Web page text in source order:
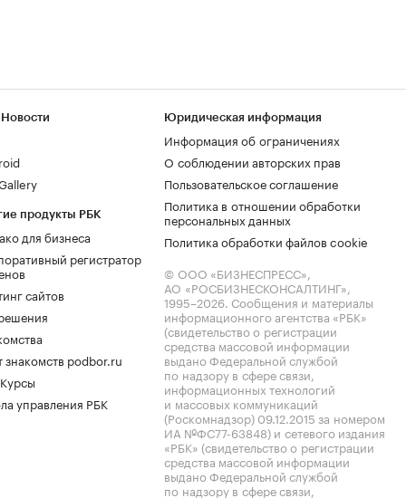
продукты РБК
для бизнеса
регистратор
сайтов
знакомств podbor.ru
управления РБК
Юридическая информация
Информация об ограничениях
О соблюдении авторских прав
Пользовательское соглашение
Политика в отношении обработки
персональных данных
Политика обработки файлов cookie
© ООО «БИЗНЕСПРЕСС»,
АО «РОСБИЗНЕСКОНСАЛТИНГ»,
1995–2026. Сообщения и материалы
информационного агентства «РБК»
(свидетельство о регистрации
средства массовой информации
выдано Федеральной службой
по надзору в сфере связи,
информационных технологий
и массовых коммуникаций
(Роскомнадзор) 09.12.2015 за номером
ИА №ФС77-63848) и сетевого издания
«РБК» (свидетельство о регистрации
средства массовой информации
выдано Федеральной службой
по надзору в сфере связи,